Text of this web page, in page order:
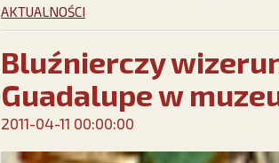
AKTUALNOŚCI
Bluźnierczy
Guadalupe w
2011-04-11 00:00:00